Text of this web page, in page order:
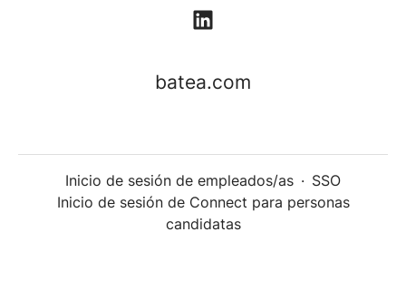
batea.com
Inicio de sesión de empleados/as · SSO
Inicio de sesión de Connect para personas
candidatas